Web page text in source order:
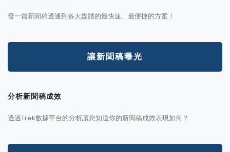
發一篇新聞稿透通到各大媒體的最快速、最便捷的方案！
讓新聞稿曝光
分析新聞稿成效
透過Trek數據平台的分析讓您知道你的新聞稿成效表現如何？